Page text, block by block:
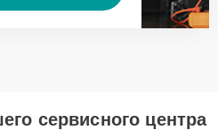
сервисного центра